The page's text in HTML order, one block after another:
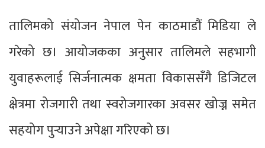
तालिमको संयोजन नेपाल पेन काठमाडौं मिडिया ले
गरेको छ। आयोजकका अनुसार तालिमले सहभागी
युवाहरूलाई सिर्जनात्मक क्षमता विकाससँगै डिजिटल
क्षेत्रमा रोजगारी तथा स्वरोजगारका अवसर खोज्न समेत
सहयोग पुर्‍याउने अपेक्षा गरिएको छ।